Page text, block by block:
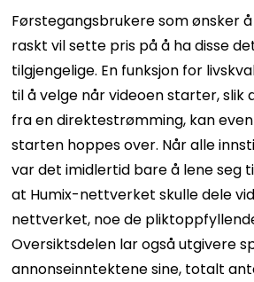
Førstegangsbrukere som ønsker
raskt vil sette pris på å ha disse
tilgjengelige. En funksjon for
til å velge når videoen starter, slik
fra en direktestrømming, kan
starten hoppes over. Når alle
var det imidlertid bare å lene seg
at Humix-nettverket skulle dele
nettverket, noe de
Oversiktsdelen lar også utgivere
annonseinntektene sine, totalt